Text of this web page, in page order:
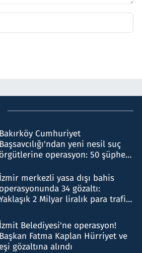
Bakırköy Cumhuriyet
Başsavcılığı'ndan yeni nesil suç
örgütlerine operasyon: 50 şüpheli
İzmir merkezli yasa dışı bahis
operasyonunda 34 gözaltı:
2 Milyar liralık para trafiği
İzmit Belediyesi'ne operasyon!
Başkan Fatma Kaplan Hürriyet ve
eşi gözaltına alındı